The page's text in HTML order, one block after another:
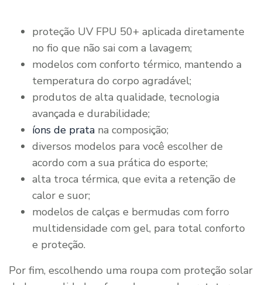
proteção UV FPU 50+ aplicada diretamente
no fio que não sai com a lavagem;
modelos com conforto térmico, mantendo a
temperatura do corpo agradável;
produtos de alta qualidade, tecnologia
avançada e durabilidade;
íons de prata na composição;
diversos modelos para você escolher de
acordo com a sua prática do esporte;
alta troca térmica, que evita a retenção de
calor e suor;
modelos de calças e bermudas com forro
multidensidade com gel, para total conforto
e proteção.
Por fim, escolhendo uma roupa com proteção solar